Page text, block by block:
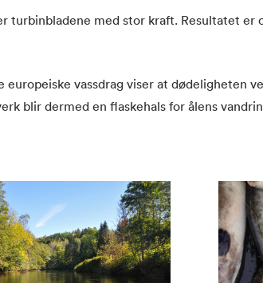
turbinbladene med stor kraft. Resultatet er
europeiske vassdrag viser at dødeligheten
blir dermed en flaskehals for ålens